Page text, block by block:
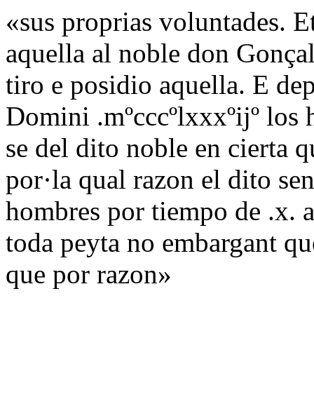
«sus proprias voluntades.
aquella al noble don
tiro e posidio aquella. E
Domini .mºcccºlxxxºijº
se del dito noble en cierta
por·la qual razon el dito
hombres por tiempo de .x.
toda peyta no embargant
que por razon»